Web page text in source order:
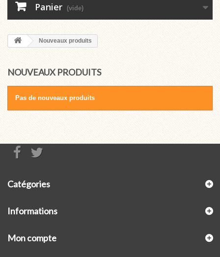
Panier (vide)
Nouveaux produits
NOUVEAUX PRODUITS
Pas de nouveaux produits
Catégories
Informations
Mon compte